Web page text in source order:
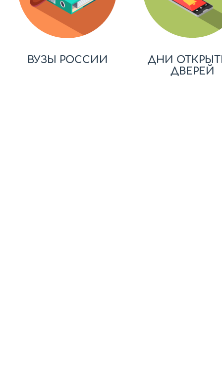
ВУЗЫ РОССИИ
ДНИ
ДВЕРЕЙ